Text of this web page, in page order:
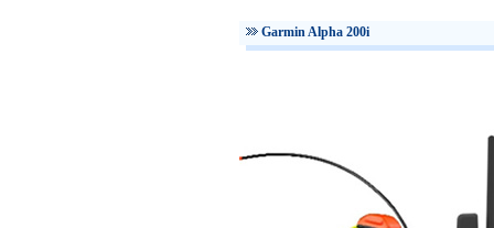
Garmin Alpha 200i